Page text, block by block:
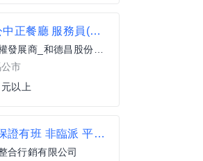
368 馬公中正餐廳 服務員(兼職)
麥當勞授權發展商_和德昌股份有限公司
市
以上
SS主打保證有班 非臨派 平鎮大夜222 簡單數字理貨 歡迎手刀來電
合行銷有限公司